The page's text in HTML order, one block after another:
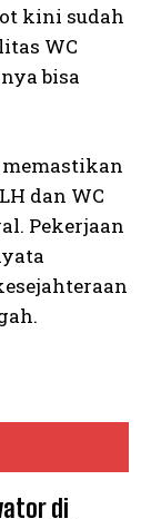
di
kini sudah
WC
bisa
memastikan
dan WC
Pekerjaan